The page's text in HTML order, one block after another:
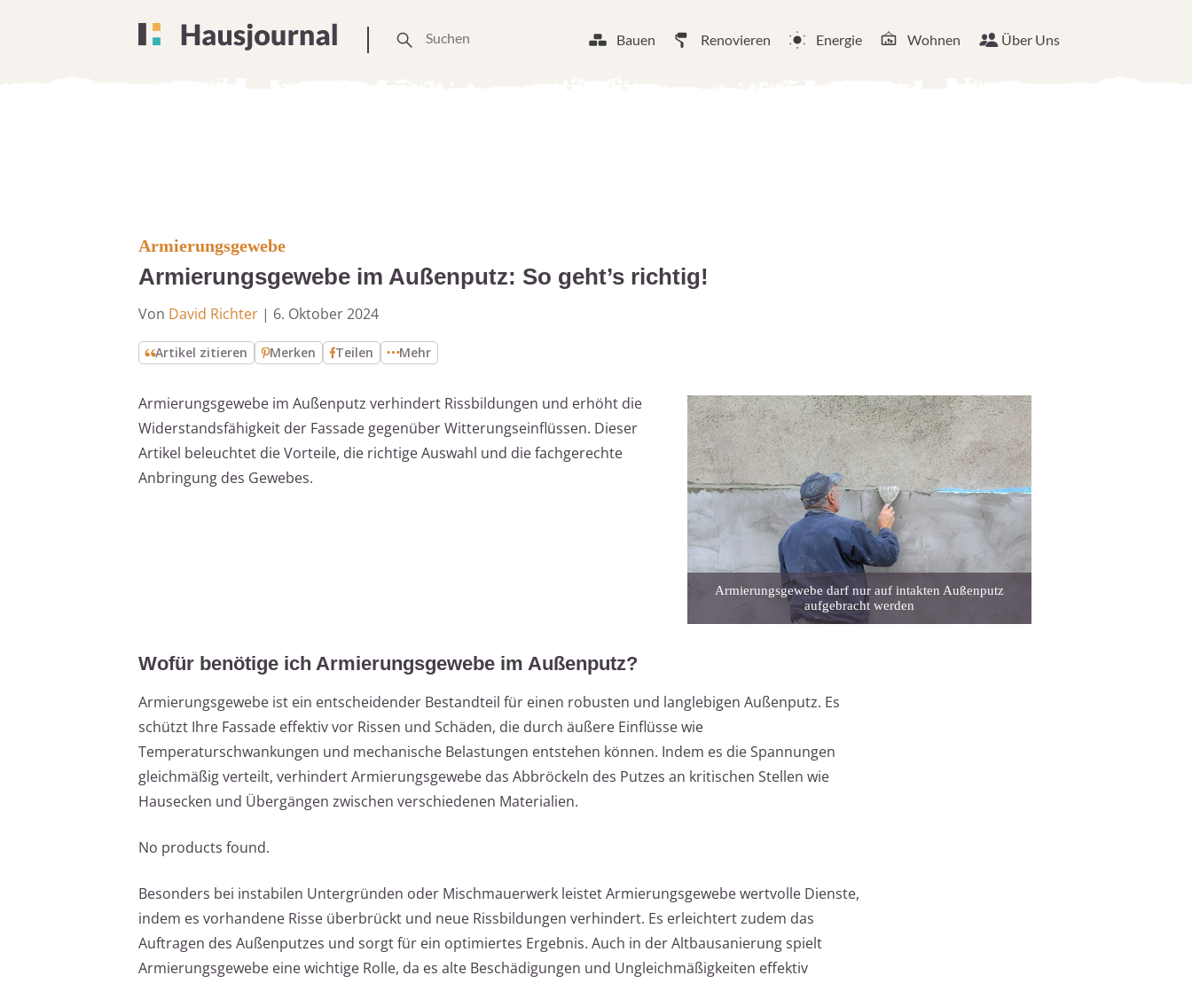
Bauen Renovieren Energie Wohnen Über Uns
Armierungsgewebe
Armierungsgewebe im Außenputz: So geht’s richtig!
Von David Richter | 6. Oktober 2024
Artikel zitieren Merken Teilen Mehr
Armierungsgewebe im Außenputz verhindert Rissbildungen und erhöht die
Widerstandsfähigkeit der Fassade gegenüber Witterungseinflüssen. Dieser
Artikel beleuchtet die Vorteile, die richtige Auswahl und die fachgerechte
Anbringung des Gewebes.
Armierungsgewebe darf nur auf intakten Außenputz
aufgebracht werden
Wofür benötige ich Armierungsgewebe im Außenputz?
Armierungsgewebe ist ein entscheidender Bestandteil für einen robusten und langlebigen Außenputz. Es
schützt Ihre Fassade effektiv vor Rissen und Schäden, die durch äußere Einflüsse wie
Temperaturschwankungen und mechanische Belastungen entstehen können. Indem es die Spannungen
gleichmäßig verteilt, verhindert Armierungsgewebe das Abbröckeln des Putzes an kritischen Stellen wie
Hausecken und Übergängen zwischen verschiedenen Materialien.
No products found.
Besonders bei instabilen Untergründen oder Mischmauerwerk leistet Armierungsgewebe wertvolle Dienste,
indem es vorhandene Risse überbrückt und neue Rissbildungen verhindert. Es erleichtert zudem das
Auftragen des Außenputzes und sorgt für ein optimiertes Ergebnis. Auch in der Altbausanierung spielt
Armierungsgewebe eine wichtige Rolle, da es alte Beschädigungen und Ungleichmäßigkeiten effektiv